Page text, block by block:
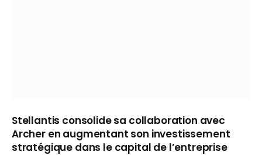
Stellantis consolide sa collaboration avec
Archer en augmentant son investissement
stratégique dans le capital de l’entreprise